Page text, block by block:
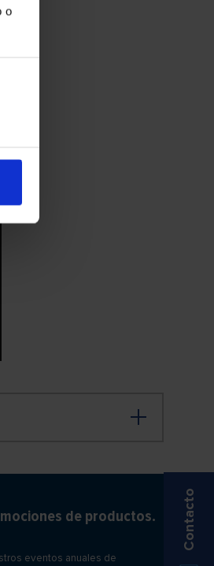
o
de productos.
eventos anuales de
Contacto